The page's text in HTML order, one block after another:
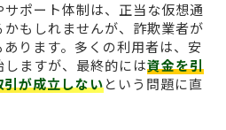
ポート体制は、正当な仮想通
もしれませんが、詐欺業者が
ります。多くの利用者は、安
ますが、最終的には資金を引
が成立しないという問題に直